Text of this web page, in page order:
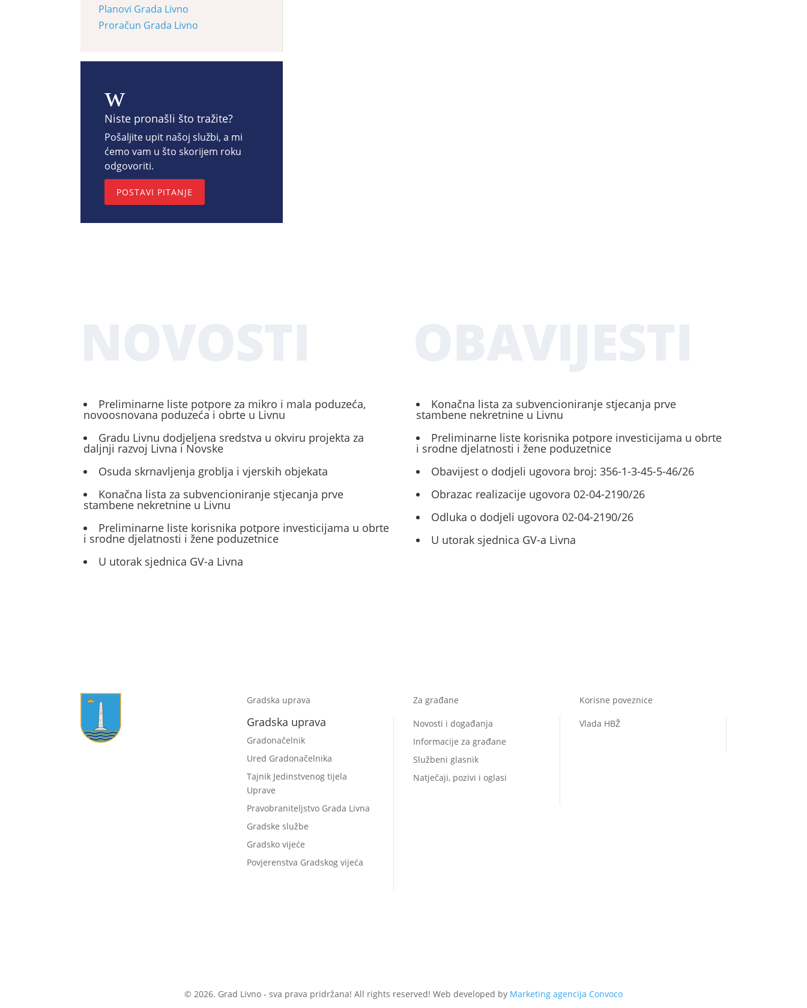
Planovi Grada Livno
Proračun Grada Livno
w
Niste pronašli što tražite?
Pošaljite upit našoj službi, a mi
ćemo vam u što skorijem roku
odgovoriti.
POSTAVI PITANJE
Preliminarne liste potpore za mikro i mala poduzeća,
novoosnovana poduzeća i obrte u Livnu
Gradu Livnu dodjeljena sredstva u okviru projekta za
daljnji razvoj Livna i Novske
Osuda skrnavljenja groblja i vjerskih objekata
Konačna lista za subvencioniranje stjecanja prve
stambene nekretnine u Livnu
Preliminarne liste korisnika potpore investicijama u obrte
i srodne djelatnosti i žene poduzetnice
U utorak sjednica GV-a Livna
Konačna lista za subvencioniranje stjecanja prve
stambene nekretnine u Livnu
Preliminarne liste korisnika potpore investicijama u obrte
i srodne djelatnosti i žene poduzetnice
Obavijest o dodjeli ugovora broj: 356-1-3-45-5-46/26
Obrazac realizacije ugovora 02-04-2190/26
Odluka o dodjeli ugovora 02-04-2190/26
U utorak sjednica GV-a Livna
Gradska uprava
Gradska uprava
Gradonačelnik
Ured Gradonačelnika
Tajnik Jedinstvenog tijela
Uprave
Pravobraniteljstvo Grada Livna
Gradske službe
Gradsko vijeće
Povjerenstva Gradskog vijeća
Za građane
Novosti i događanja
Informacije za građane
Službeni glasnik
Natječaji, pozivi i oglasi
Korisne poveznice
Vlada HBŽ
© 2026. Grad Livno - sva prava pridržana! All rights reserved! Web developed by Marketing agencija Convoco